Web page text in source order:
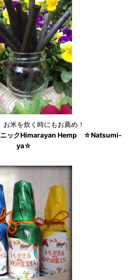
お米を炊く時にもお薦め！
ニックHimarayan Hemp ☆Natsumi-
ya☆